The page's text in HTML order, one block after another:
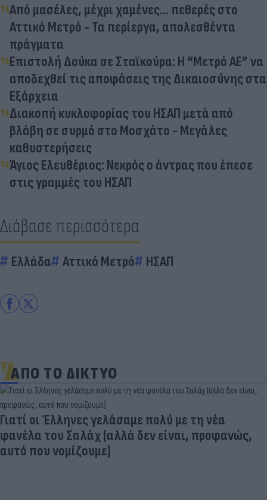
Από μασέλες, μέχρι χαμένες... πεθερές στο
Αττικό Μετρό - Τα περίεργα, απολεσθέντα
πράγματα
Επιστολή Δούκα σε Σταϊκούρα: Η “Μετρό ΑΕ” να
αποδεχθεί τις αποφάσεις της Δικαιοσύνης στα
Εξάρχεια
Διακοπή κυκλοφορίας του ΗΣΑΠ μετά από
βλάβη σε συρμό στο Μοσχάτο - Μεγάλες
καθυστερήσεις
Άγιος Ελευθέριος: Νεκρός ο άντρας που έπεσε
στις γραμμές του ΗΣΑΠ
Διάβασε περισσότερα
Ελλάδα Αττικό Μετρό ΗΣΑΠ
ΑΠΟ ΤΟ ΔΙΚΤΥΟ